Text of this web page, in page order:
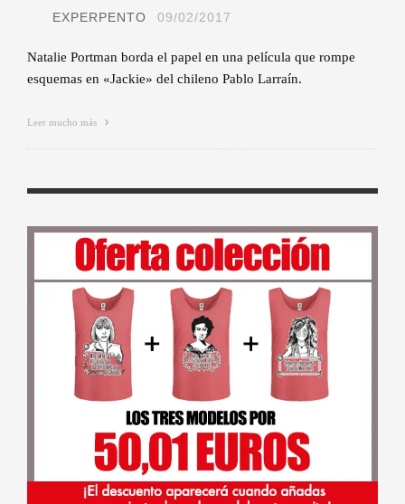
EXPERPENTO 09/02/2017
Natalie Portman borda el papel en una película que rompe
esquemas en «Jackie» del chileno Pablo Larraín.
Leer mucho más